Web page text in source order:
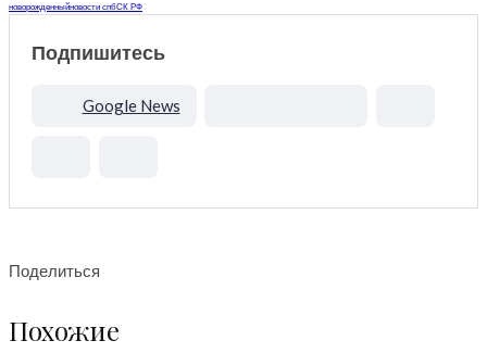
новорожденныйновости спбСК РФ
Подпишитесь
Google News
Поделиться
Похожие